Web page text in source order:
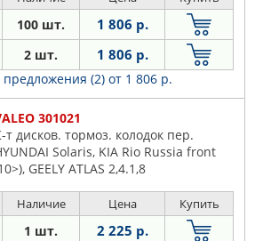
100 шт. 1 806 р.
2 шт. 1 806 р.
предложения (2) от 1 806 р.
301021
т дисков. тормоз. колодок пер.
Solaris, KIA Rio Russia front
GEELY ATLAS 2,4.1,8
Наличие Цена Купить
1 шт. 2 225 р.